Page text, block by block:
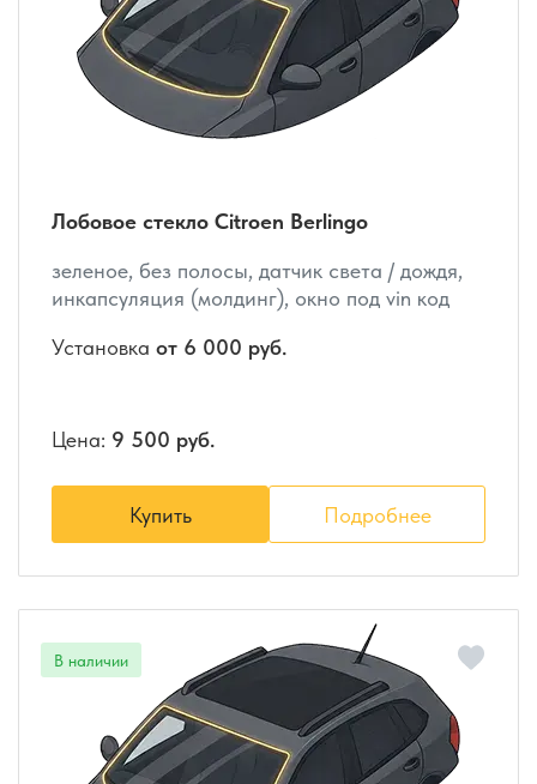
Лобовое стекло Citroen Berlingo
зеленое, без полосы, датчик света / дождя,
инкапсуляция (молдинг), окно под vin код
Установка от 6 000 руб.
Цена: 9 500 руб.
Купить Подробнее